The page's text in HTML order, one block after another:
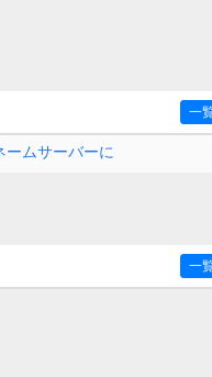
一
ームサーバーに
一